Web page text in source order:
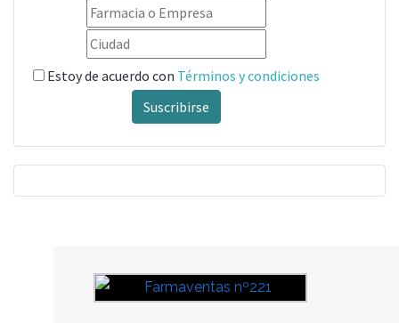
Estoy de acuerdo con Términos y condiciones
Suscribirse